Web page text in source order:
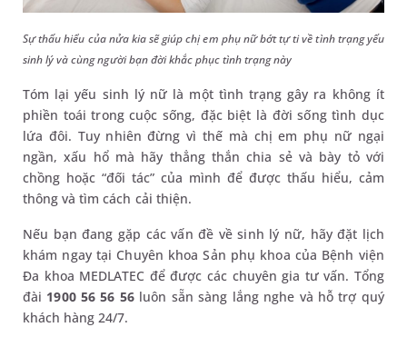
Sự thấu hiểu của nửa kia sẽ giúp chị em phụ nữ bớt tự ti về tình trạng yếu
sinh lý và cùng người bạn đời khắc phục tình trạng này
Tóm lại yếu sinh lý nữ là một tình trạng gây ra không ít
phiền toái trong cuộc sống, đặc biệt là đời sống tình dục
lứa đôi. Tuy nhiên đừng vì thế mà chị em phụ nữ ngại
ngần, xấu hổ mà hãy thẳng thắn chia sẻ và bày tỏ với
chồng hoặc “đối tác” của mình để được thấu hiểu, cảm
thông và tìm cách cải thiện.
Nếu bạn đang gặp các vấn đề về sinh lý nữ, hãy đặt lịch
khám ngay tại Chuyên khoa Sản phụ khoa của Bệnh viện
Đa khoa MEDLATEC để được các chuyên gia tư vấn. Tổng
đài 1900 56 56 56luôn sẵn sàng lắng nghe và hỗ trợ quý
khách hàng 24/7.